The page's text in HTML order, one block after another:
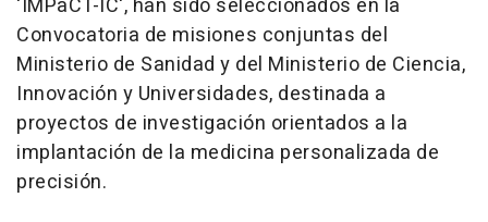
Convocatoria de misiones conjuntas del
Ministerio de Sanidad y del Ministerio de Ciencia,
Innovación y Universidades, destinada a
proyectos de investigación orientados a la
implantación de la medicina personalizada de
precisión.